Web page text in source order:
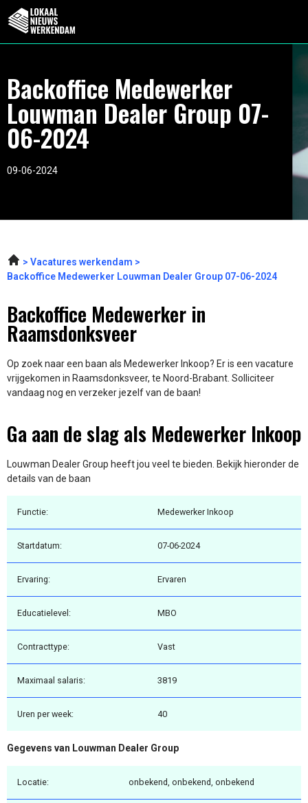
Backoffice Medewerker
Louwman Dealer Group 07-
06-2024
09-06-2024
Vacatures werkendam
Backoffice Medewerker Louwman Dealer Group 07-06-2024
Backoffice Medewerker in
Raamsdonksveer
Op zoek naar een baan als Medewerker Inkoop? Er is een vacature
vrijgekomen in Raamsdonksveer, te Noord-Brabant. Solliciteer
vandaag nog en verzeker jezelf van de baan!
Ga aan de slag als Medewerker Inkoop
Louwman Dealer Group heeft jou veel te bieden. Bekijk hieronder de
details van de baan
Functie: Medewerker Inkoop
Startdatum: 07-06-2024
Ervaring: Ervaren
Educatielevel: MBO
Contracttype: Vast
Maximaal salaris: 3819
Uren per week: 40
Gegevens van Louwman Dealer Group
Locatie: onbekend, onbekend, onbekend